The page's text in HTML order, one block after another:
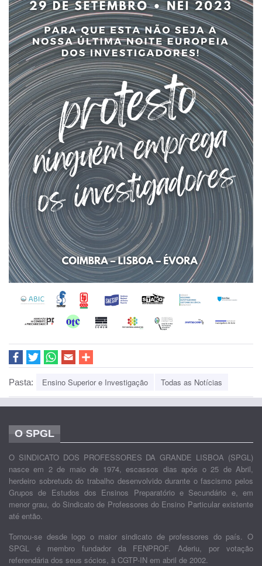
Pasta: Ensino Superior e Investigação Todas as Notícias
O SPGL
O SINDICATO DOS PROFESSORES DA GRANDE LISBOA (SPGL)
nasce em 2 de maio de 1974, escassos dias após o 25 de Abril,
herdeiro sobretudo do trabalho desenvolvido durante o fascismo pelos
Grupos de Estudos dos Ensinos Preparatório e Secundário e, em
menor grau, do Sindicato de Professores do Ensino Particular existente
até então.
Tornou-se desde logo o maior sindicato de professores do país. O
SPGL é membro fundador da FENPROF. Aderiu, por votação
referendária dos seus sócios, à CGTP-IN em abril de 2002.